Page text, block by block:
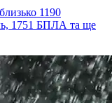
1190
1751 БПЛА та ще